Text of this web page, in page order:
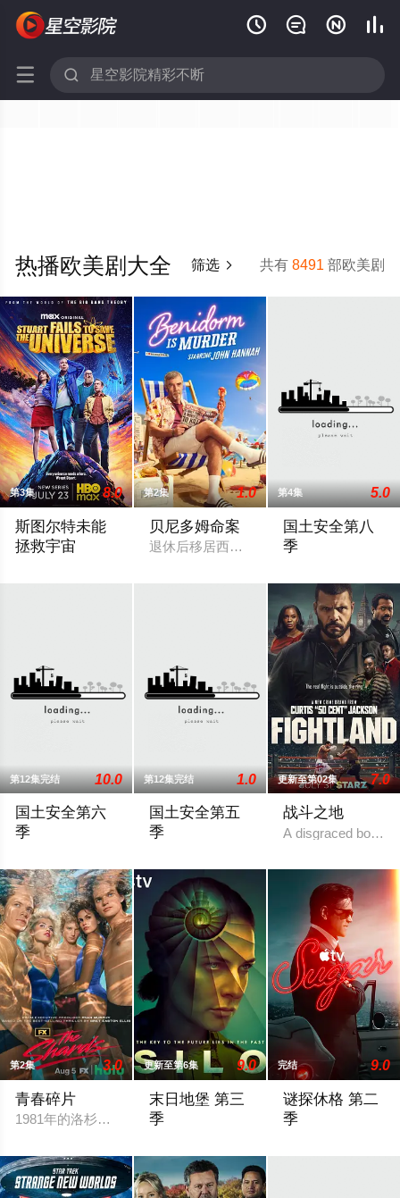
   
 
共有8491 部欧美剧
热播欧美剧大全 筛选 
第3集 8.0
斯图尔特未能
拯救宇宙
第2集 1.0
贝尼多姆命案
退休后移居西班牙贝尼多姆经营酒吧的英
第4集 5.0
国土安全第八
季
第12集完结 10.0
国土安全第六
季
第12集完结 1.0
国土安全第五
季
更新至第02集 7.0
战斗之地
A disgraced boxing
第2集 3.0
青春碎片
1981年的洛杉矶 ，一班精英名校的高中生原本过住灿烂生活，
更新至第6集 9.0
末日地堡 第三
季
完结 9.0
谜探休格 第二
季